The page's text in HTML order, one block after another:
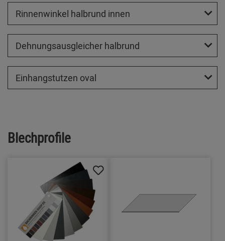
Rinnenwinkel halbrund innen
Dehnungsausgleicher halbrund
Einhangstutzen oval
Blechprofile